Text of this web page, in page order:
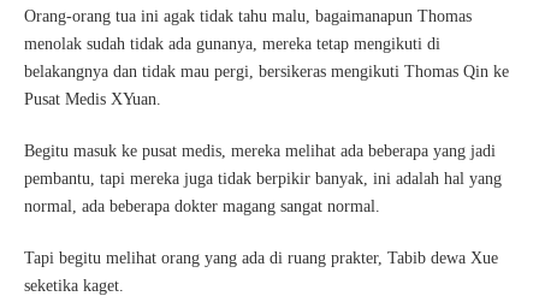
Orang-orang tua ini agak tidak tahu malu, bagaimanapun Thomas
menolak sudah tidak ada gunanya, mereka tetap mengikuti di
belakangnya dan tidak mau pergi, bersikeras mengikuti Thomas Qin ke
Pusat Medis XYuan.
Begitu masuk ke pusat medis, mereka melihat ada beberapa yang jadi
pembantu, tapi mereka juga tidak berpikir banyak, ini adalah hal yang
normal, ada beberapa dokter magang sangat normal.
Tapi begitu melihat orang yang ada di ruang prakter, Tabib dewa Xue
seketika kaget.